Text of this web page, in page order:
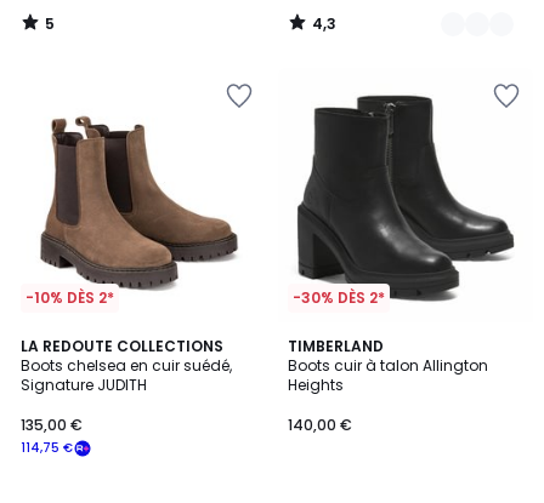
5
/
4,3
/
-10% DÈS 2*
LA REDOUTE COLLECTIONS
Boots chelsea en cuir suédé,
Signature JUDITH
114,75 €
135,00 €
4,3
/ 5
-30% DÈS 2*
TIMBERLAND
Boots cuir à talon Allington
Heights
140,00 €
3
/
5